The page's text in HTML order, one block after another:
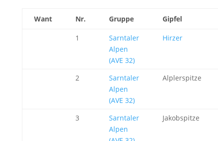
Want Nr. Gruppe Gipfel
1
Sarntaler
Alpen
(AVE 32)
Hirzer
2
Sarntaler
Alpen
(AVE 32)
Alplerspitze
3
Sarntaler
Alpen
Jakobspitze